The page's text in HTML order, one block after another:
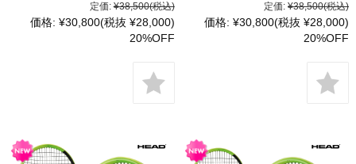
定価: ¥38,500(税込)
価格: ¥30,800(税抜 ¥28,000)
20%OFF
定価: ¥38,500(税込)
価格: ¥30,800(税抜 ¥28,000)
20%OFF